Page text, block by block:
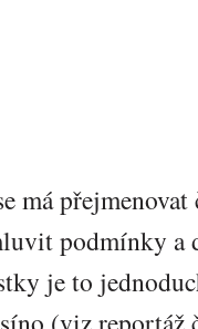
má
podmínky a
je to